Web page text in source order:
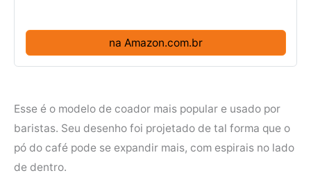
na Amazon.com.br
Esse é o modelo de coador mais popular e usado por
baristas. Seu desenho foi projetado de tal forma que o
pó do café pode se expandir mais, com espirais no lado
de dentro.